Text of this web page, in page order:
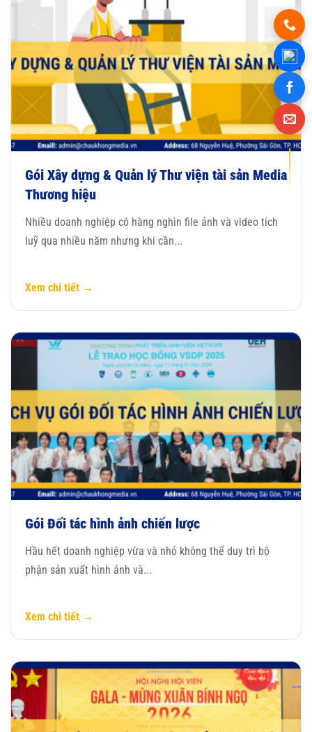
Gói Xây dựng & Quản lý Thư viện tài sản Media
Thương hiệu
Nhiều doanh nghiệp có hàng nghìn file ảnh và video tích
luỹ qua nhiều năm nhưng khi cần...
Xem chi tiết →
Gói Đối tác hình ảnh chiến lược
Hầu hết doanh nghiệp vừa và nhỏ không thể duy trì bộ
phận sản xuất hình ảnh và...
Xem chi tiết →